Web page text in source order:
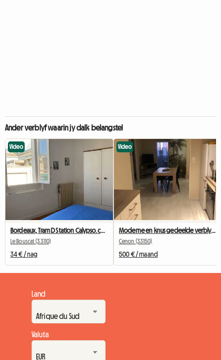
Ander verblyf waarin jy dalk belangstel
Video
Bordeaux, Tram D Station Calypso.ch+SDB+wc Privées
Le Bouscat (33110)
34 € / nag
Video
Moderne en knus gedeelde verblyf Cenon/Bastide – 2 kamers beskikbaar
Cenon (33150)
500 € / maand
Land
Valuta